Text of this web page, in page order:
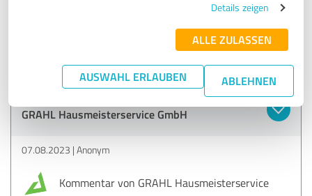
Details zeigen
ALLE ZULASSEN
AUSWAHL ERLAUBEN ABLEHNEN
Man hat einen kompetenten und zuverlässigen Partner mit
GRAHL Hausmeisterservice GmbH
07.08.2023 Anonym
Kommentar von GRAHL Hausmeisterservice